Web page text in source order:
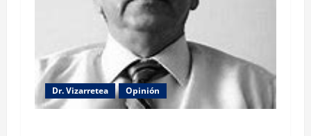
Dr. Vizarretea Opinión